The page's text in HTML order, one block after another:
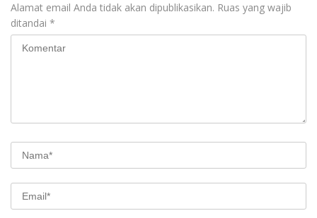
Alamat email Anda tidak akan dipublikasikan. Ruas yang wajib
ditandai *